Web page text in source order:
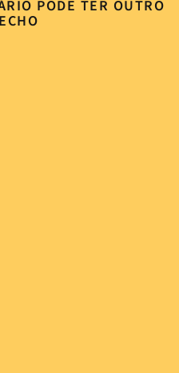
PODE TER OUTRO